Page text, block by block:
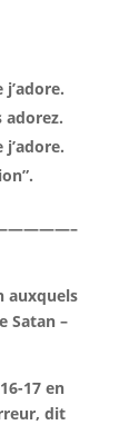
adorez.
auxquels
Satan –
17 en
dit